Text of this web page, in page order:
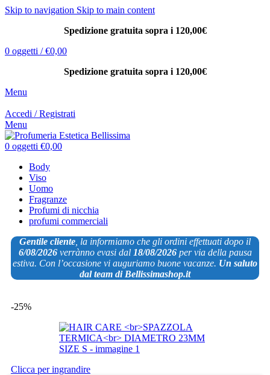
Skip to navigation Skip to main content
Spedizione gratuita sopra i 120,00€
0 oggetti / €0,00
Spedizione gratuita sopra i 120,00€
Menu
Accedi / Registrati
Menu
0 oggetti €0,00
Body
Viso
Uomo
Fragranze
Profumi di nicchia
profumi commerciali
Gentile cliente , la informiamo che gli ordini effettuati dopo il
6/08/2026verrànno evasi dal 18/08/2026per via della pausa
estiva. Con l’occasione vi auguriamo buone vacanze. Un saluto
dal team di Bellissimashop.it
-25%
Clicca per ingrandire